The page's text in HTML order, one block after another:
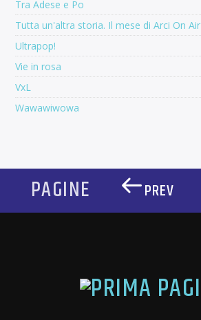
Tra Adese e Po
Tutta un'altra storia. Il mese di Arci On Air
Ultrapop!
Vie in rosa
VxL
Wawawiwowa
PAGINE PREV